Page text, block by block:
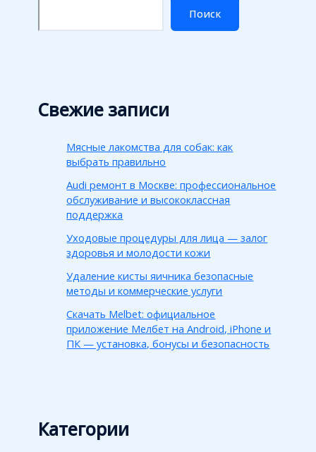
Поиск
Свежие записи
Мясные лакомства для собак: как
выбрать правильно
Audi ремонт в Москве: профессиональное
обслуживание и высококлассная
поддержка
Уходовые процедуры для лица — залог
здоровья и молодости кожи
Удаление кисты яичника безопасные
методы и коммерческие услуги
Скачать Melbet: официальное
приложение Мелбет на Android, iPhone и
ПК — установка, бонусы и безопасность
Категории